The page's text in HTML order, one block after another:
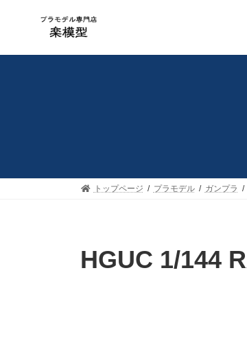
ン
ー
トップページ プラモデル ガンプラ
HGUC 1/144